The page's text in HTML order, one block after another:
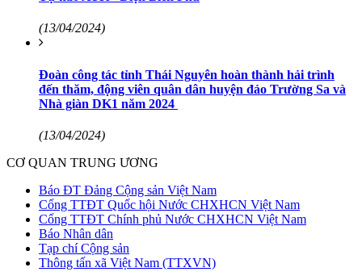
(13/04/2024)
Đoàn công tác tỉnh Thái Nguyên hoàn thành hải trình
đến thăm, động viên quân dân huyện đảo Trường Sa và
Nhà giàn DK1 năm 2024
(13/04/2024)
CƠ QUAN TRUNG ƯƠNG
Báo ĐT Đảng Cộng sản Việt Nam
Cổng TTĐT Quốc hội Nước CHXHCN Việt Nam
Cổng TTĐT Chính phủ Nước CHXHCN Việt Nam
Báo Nhân dân
Tạp chí Cộng sản
Thông tấn xã Việt Nam (TTXVN)